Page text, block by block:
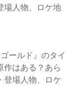
場人物、ロケ地
ールド』のタイ
作はある？あら
登場人物、ロケ